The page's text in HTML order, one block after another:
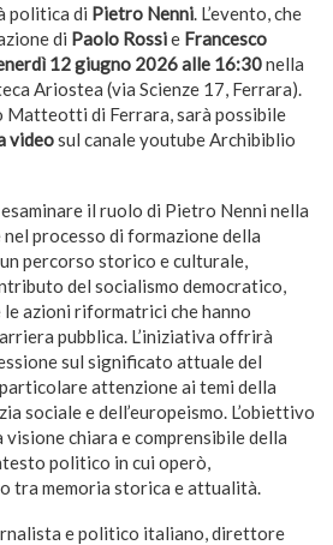
politica di Pietro Nenni. L’evento, che
di Paolo Rossie Francesco
12 giugno 2026 alle 16:30nella
Ariostea (via Scienze 17, Ferrara).
Matteotti di Ferrara, sarà possibile
videosul canale youtube Archibiblio
il ruolo di Pietro Nenni nella
nel processo di formazione della
percorso storico e culturale,
del socialismo democratico,
le azioni riformatrici che hanno
pubblica. L’iniziativa offrirà
sul significato attuale del
attenzione ai temi della
sociale e dell’europeismo. L’obiettivo
chiara e comprensibile della
politico in cui operò,
tra memoria storica e attualità.
e politico italiano, direttore